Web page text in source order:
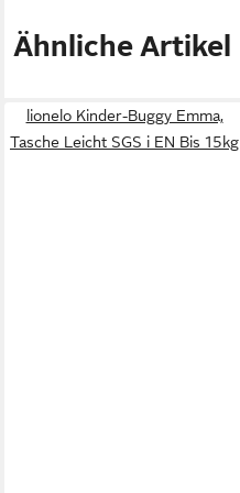
Ähnliche Artikel
lionelo Kinder-Buggy Emma,
Tasche Leicht SGS i EN Bis 15kg